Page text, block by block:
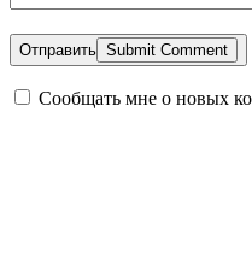
Отправить
Сообщать мне о новых